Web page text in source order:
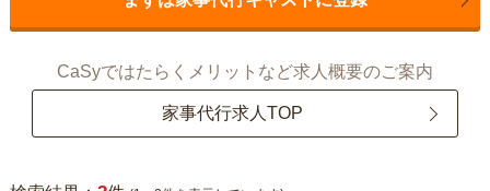
CaSyではたらくメリットなど求人概要のご案内
家事代行求人TOP